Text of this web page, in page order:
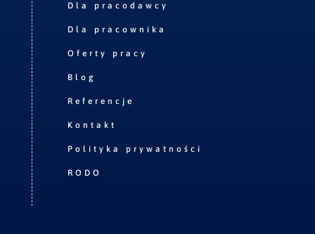
Dla pracodawcy
Dla pracownika
Oferty pracy
Blog
Referencje
Kontakt
Polityka prywatności
RODO